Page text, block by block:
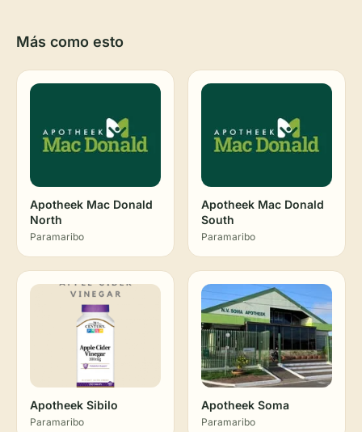
Más como esto
Apotheek Mac Donald
North
Paramaribo
Apotheek Mac Donald
South
Paramaribo
Apotheek Sibilo
Paramaribo
Apotheek Soma
Paramaribo